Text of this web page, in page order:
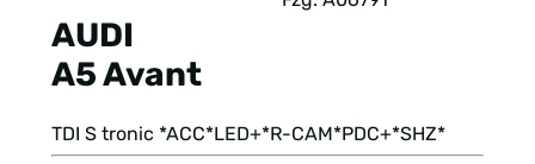
AUDI
A5 Avant
TDI S tronic *ACC*LED+*R-CAM*PDC+*SHZ*